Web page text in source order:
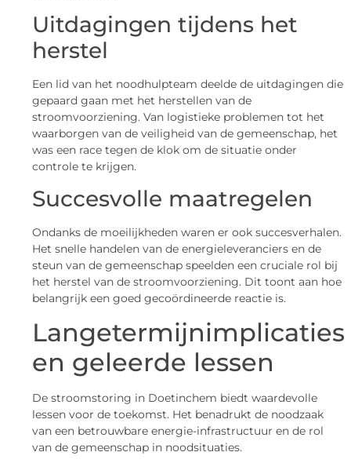
Uitdagingen tijdens het
herstel
Een lid van het noodhulpteam deelde de uitdagingen die
gepaard gaan met het herstellen van de
stroomvoorziening. Van logistieke problemen tot het
waarborgen van de veiligheid van de gemeenschap, het
was een race tegen de klok om de situatie onder
controle te krijgen.
Succesvolle maatregelen
Ondanks de moeilijkheden waren er ook succesverhalen.
Het snelle handelen van de energieleveranciers en de
steun van de gemeenschap speelden een cruciale rol bij
het herstel van de stroomvoorziening. Dit toont aan hoe
belangrijk een goed gecoördineerde reactie is.
Langetermijnimplicaties
en geleerde lessen
De stroomstoring in Doetinchem biedt waardevolle
lessen voor de toekomst. Het benadrukt de noodzaak
van een betrouwbare energie-infrastructuur en de rol
van de gemeenschap in noodsituaties.